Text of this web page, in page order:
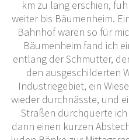
km zu lang erschien,
weiter bis Bäumenheim.
Bahnhof waren so für
Bäumenheim fand ich
entlang derSchmutter,
den ausgeschilderten
Industriegebiet, ein
wieder durchnässte, und
Straßen durchquerte
dann einen kurzen